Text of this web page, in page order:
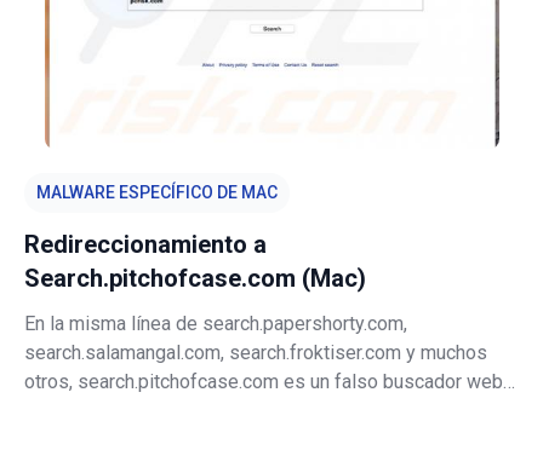
MALWARE ESPECÍFICO DE MAC
Redireccionamiento a
Search.pitchofcase.com (Mac)
En la misma línea de search.papershorty.com,
search.salamangal.com, search.froktiser.com y muchos
otros, search.pitchofcase.com es un falso buscador web